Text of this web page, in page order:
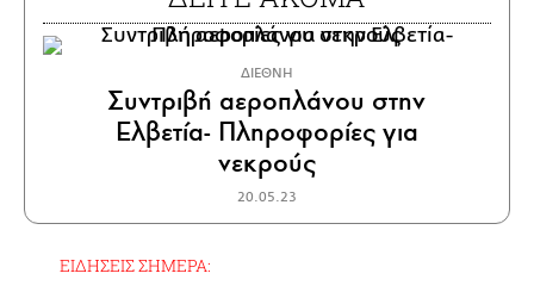
ΔΙΕΘΝΗ
Συντριβή αεροπλάνου στην
Ελβετία- Πληροφορίες για
νεκρούς
20.05.23
ΕΙΔΗΣΕΙΣ ΣΗΜΕΡΑ: